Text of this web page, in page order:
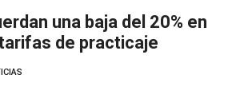
una baja del 20% en
de practicaje